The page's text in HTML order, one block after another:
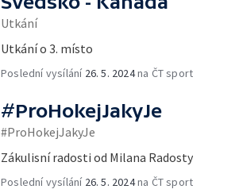
Utkání
Utkání o 3. místo
Poslední vysílání 26. 5. 2024na ČT sport
#ProHokejJakyJe
#ProHokejJakyJe
Zákulisní radosti od Milana Radosty
Poslední vysílání 26. 5. 2024na ČT sport